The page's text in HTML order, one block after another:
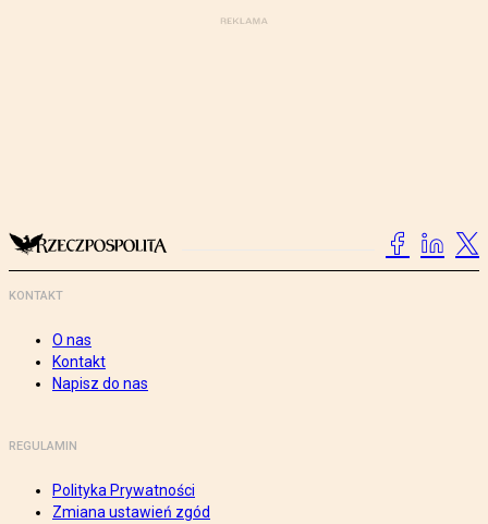
KONTAKT
O nas
Kontakt
Napisz do nas
REGULAMIN
Polityka Prywatności
Zmiana ustawień zgód